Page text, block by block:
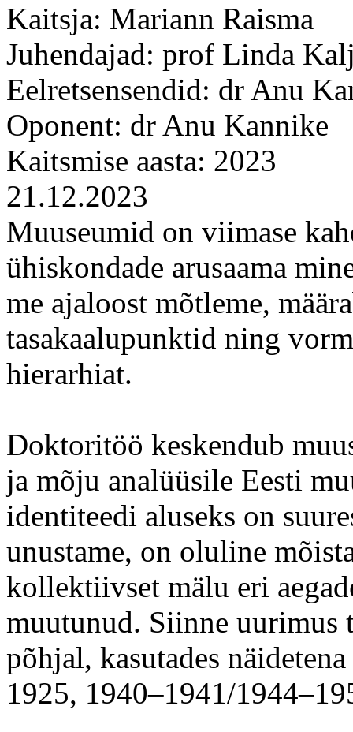
Kaitsja: Mariann Raisma
Juhendajad: prof Linda
Eelretsensendid: dr Anu
Oponent: dr Anu Kannike
Kaitsmise aasta: 2023
21.12.2023
Muuseumid on viimase
ühiskondade arusaama
me ajaloost mõtleme,
tasakaalupunktid ning
hierarhiat.
Doktoritöö keskendub
ja mõju analüüsile Eesti
identiteedi aluseks on
unustame, on oluline
kollektiivset mälu eri
muutunud. Siinne uurimus
põhjal, kasutades
1925, 1940–1941/